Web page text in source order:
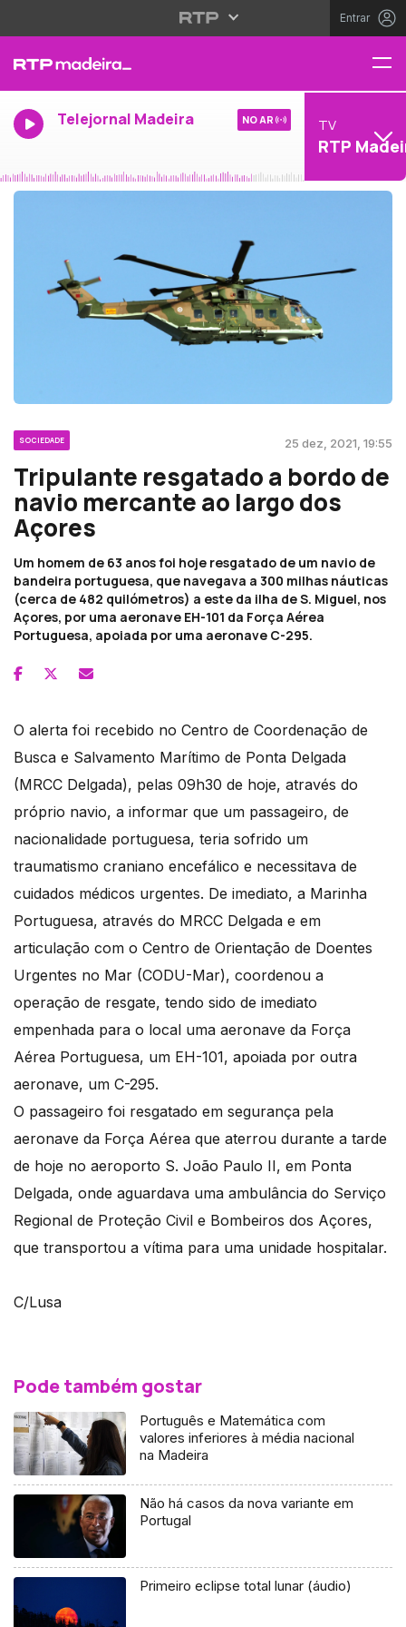
Entrar
Telejornal Madeira NO AR TV
RTP
SOCIEDADE 25 dez, 2021, 19:55
Tripulante resgatado a bordo de
navio mercante ao largo dos
Açores
Um homem de 63 anos foi hoje resgatado de um navio de
bandeira portuguesa, que navegava a 300 milhas náuticas
(cerca de 482 quilómetros) a este da ilha de S. Miguel, nos
Açores, por uma aeronave EH-101 da Força Aérea
Portuguesa, apoiada por uma aeronave C-295.
O alerta foi recebido no Centro de Coordenação de
Busca e Salvamento Marítimo de Ponta Delgada
(MRCC Delgada), pelas 09h30 de hoje, através do
próprio navio, a informar que um passageiro, de
nacionalidade portuguesa, teria sofrido um
traumatismo craniano encefálico e necessitava de
cuidados médicos urgentes. De imediato, a Marinha
Portuguesa, através do MRCC Delgada e em
articulação com o Centro de Orientação de Doentes
Urgentes no Mar (CODU-Mar), coordenou a
operação de resgate, tendo sido de imediato
empenhada para o local uma aeronave da Força
Aérea Portuguesa, um EH-101, apoiada por outra
aeronave, um C-295.
O passageiro foi resgatado em segurança pela
aeronave da Força Aérea que aterrou durante a tarde
de hoje no aeroporto S. João Paulo II, em Ponta
Delgada, onde aguardava uma ambulância do Serviço
Regional de Proteção Civil e Bombeiros dos Açores,
que transportou a vítima para uma unidade hospitalar.
C/Lusa
Pode também gostar
Português e Matemática com
valores inferiores à média nacional
na Madeira
Não há casos da nova variante em
Portugal
Primeiro eclipse total lunar (áudio)